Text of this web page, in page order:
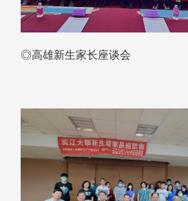
◎高雄新生家长座谈会